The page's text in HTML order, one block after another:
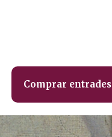
Comprar entrades